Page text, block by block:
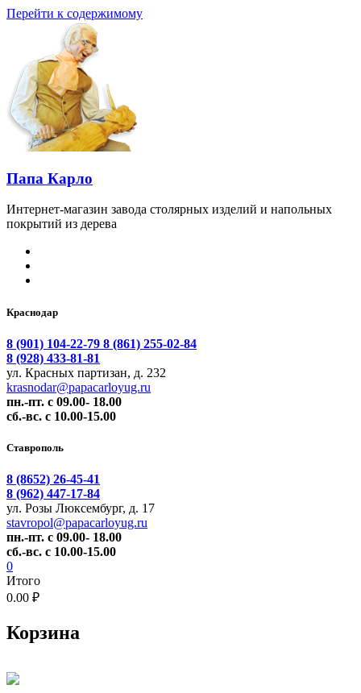
Перейти к содержимому
Папа Карло
Интернет-магазин завода столярных изделий и напольных
покрытий из дерева
Краснодар
8 (901) 104-22-79 8 (861) 255-02-84
8 (928) 433-81-81
ул. Красных партизан, д. 232
krasnodar@papacarloyug.ru
пн.-пт. с 09.00- 18.00
сб.-вс. с 10.00-15.00
Ставрополь
8 (8652) 26-45-41
8 (962) 447-17-84
ул. Розы Люксембург, д. 17
stavropol@papacarloyug.ru
пн.-пт. с 09.00- 18.00
сб.-вс. с 10.00-15.00
0
Итого
0.00 ₽
Корзина